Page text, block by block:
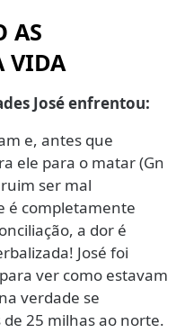
AS
VIDA
José enfrentou:
e, antes que
ele para o matar (Gn
ser mal
é completamente
a dor é
José foi
ver como estavam
verdade se
25 milhas ao norte.